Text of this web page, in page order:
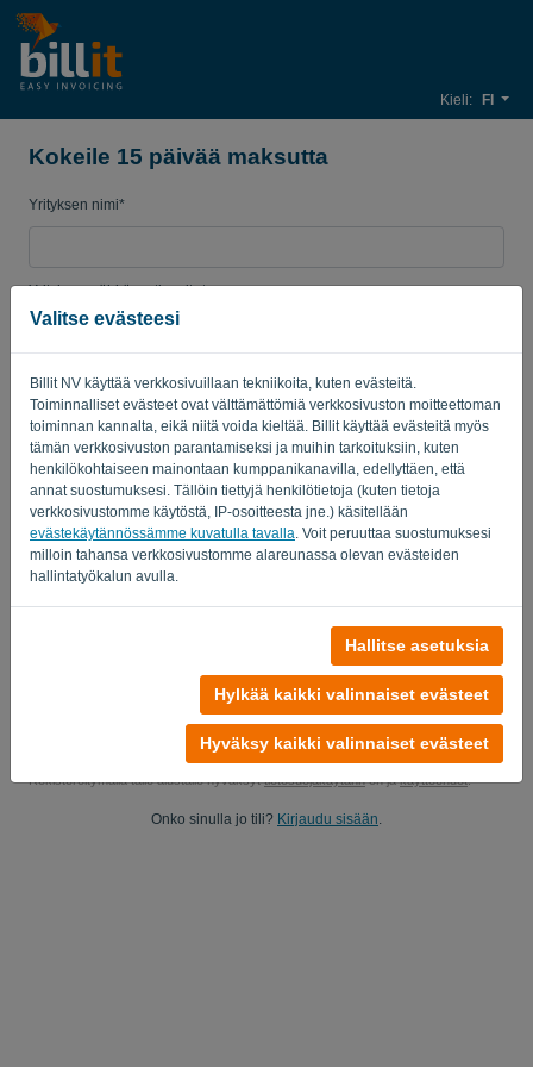
Valitse evästeesi
Billit NV käyttää verkkosivuillaan tekniikoita, kuten evästeitä.
Toiminnalliset evästeet ovat välttämättömiä verkkosivuston moitteettoman
toiminnan kannalta, eikä niitä voida kieltää. Billit käyttää evästeitä myös
tämän verkkosivuston parantamiseksi ja muihin tarkoituksiin, kuten
henkilökohtaiseen mainontaan kumppanikanavilla, edellyttäen, että
annat suostumuksesi. Tällöin tiettyjä henkilötietoja (kuten tietoja
verkkosivustomme käytöstä, IP-osoitteesta jne.) käsitellään
evästekäytännössämme kuvatulla tavalla . Voit peruuttaa suostumuksesi
milloin tahansa verkkosivustomme alareunassa olevan evästeiden
hallintatyökalun avulla.
Hallitse asetuksia
Hylkää kaikki valinnaiset evästeet
Hyväksy kaikki valinnaiset evästeet
Kieli: FI
Kokeile 15 päivää maksutta
Yrityksen nimi*
Yrityksen sähköpostiosoite*
Salasana
Maa
Kyllä, voit lähettää minulle tuotepäivitykset..
Aloita ilmainen kokeilujakso
Ei ehtoja! 100% sitoutumaton
Tietosi ovat 100% turvassa
Rekisteröitymällä tälle alustalle hyväksyttietosuojakäytännön jakäyttöehdot.
Onko sinulla jo tili? Kirjaudu sisään.